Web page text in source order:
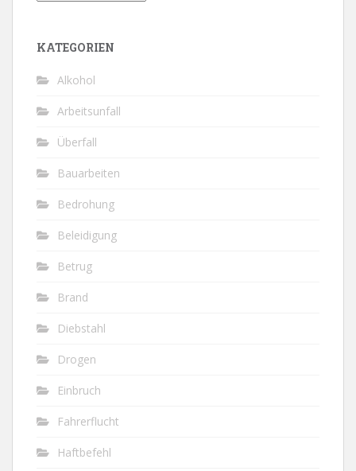
KATEGORIEN
Alkohol
Arbeitsunfall
Überfall
Bauarbeiten
Bedrohung
Beleidigung
Betrug
Brand
Diebstahl
Drogen
Einbruch
Fahrerflucht
Haftbefehl